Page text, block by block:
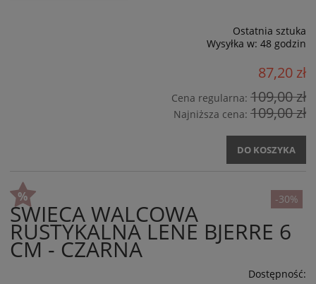
Ostatnia sztuka
Wysyłka w: 48 godzin
87,20 zł
Cena regularna: 109,00 zł
Najniższa cena: 109,00 zł
DO KOSZYKA
ŚWIECA WALCOWA
RUSTYKALNA LENE BJERRE 6
CM - CZARNA
Dostępność:
-30%